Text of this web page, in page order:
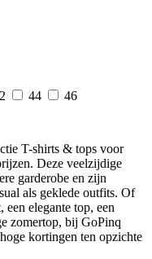
44
46
T-shirts & tops voor
Deze veelzijdige
garderobe en zijn
als geklede outfits. Of
een elegante top, een
zomertop, bij GoPinq
kortingen ten opzichte